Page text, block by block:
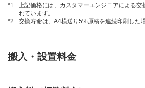
*1
上記価格には、カスタマーエンジニアによる交
れています。
*2
交換寿命は、A4横送り5%原稿を連続印刷した
搬入・設置料金